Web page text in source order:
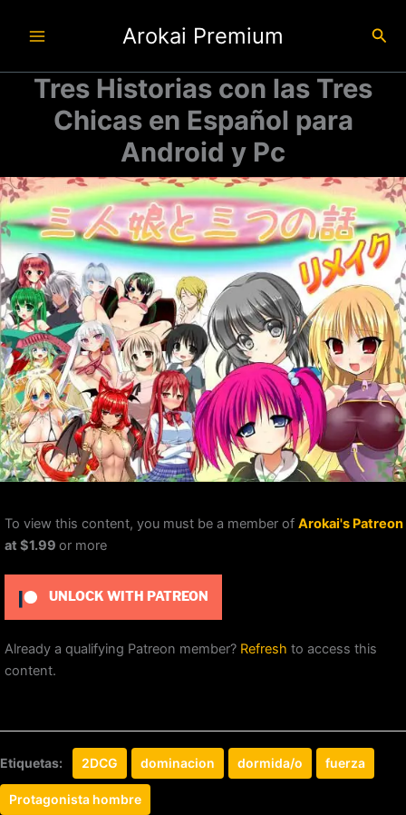
Arokai Premium
Tres Historias con las Tres
Chicas en Español para
Android y Pc
To view this content, you must be a member of Arokai's Patreon
at $1.99 or more
UNLOCK WITH PATREON
Already a qualifying Patreon member? Refresh to access this
content.
Etiquetas: 2DCG dominacion dormida/o fuerza
Protagonista hombre